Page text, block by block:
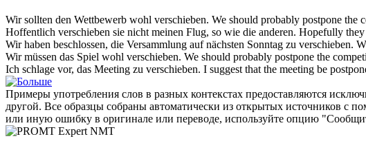
Wir sollten den Wettbewerb wohl verschieben. We should probably postpone the
Hoffentlich verschieben sie nicht meinen Flug, so wie die anderen. Hopefully
Wir haben beschlossen, die Versammlung auf nächsten Sonntag zu verschieben.
Wir müssen das Spiel wohl verschieben. We should probably postpone the
Ich schlage vor, das Meeting zu verschieben. I suggest that the meeting be
Примеры употребления слов в разных контекстах предоставляются
другой. Все образцы собраны автоматически из открытых источников
или иную ошибку в оригинале или переводе, используйте опцию